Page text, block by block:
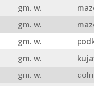
gm. w.
gm. w.
gm. w.
gm. w.
gm. w.